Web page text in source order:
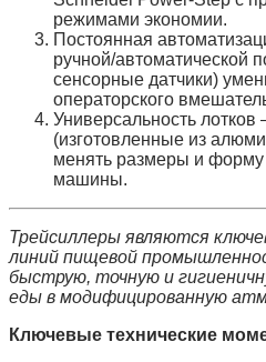
режимами экономии.
Постоянная
ручной/автоматической
сенсорные датчики)
операторского
Универсальность лотков
(изготовленные из
менять размеры и форму
машины.
Трейсиллеры являются
линий пищевой
быструю, точную и
еды в модифицированную
Ключевые технические